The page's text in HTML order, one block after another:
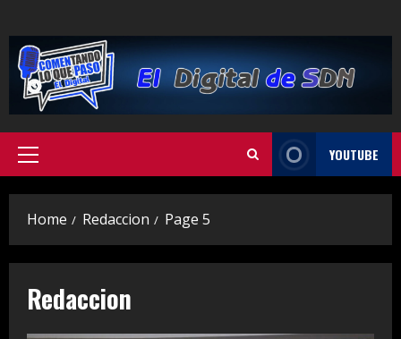
to
content
Primary
YOUTUBE
Home Redaccion Page 5
Redaccion